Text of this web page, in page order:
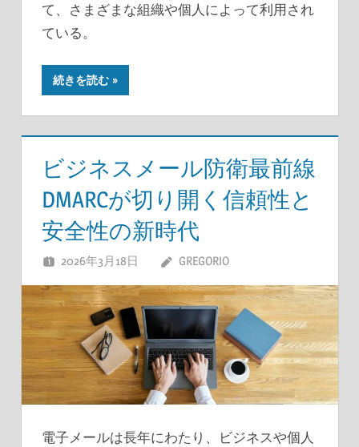
て、さまざまな組織や個人によって利用され
ている。
続きを読む
ビジネスメール防衛最前線
DMARCが切り開く信頼性と
安全性の新時代
2026年3月18日 GREGORIO
電子メールは長年にわたり、ビジネスや個人